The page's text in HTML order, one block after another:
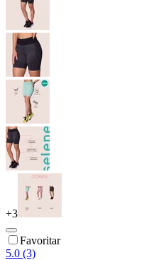
+3
Favoritar
5.0 (3)